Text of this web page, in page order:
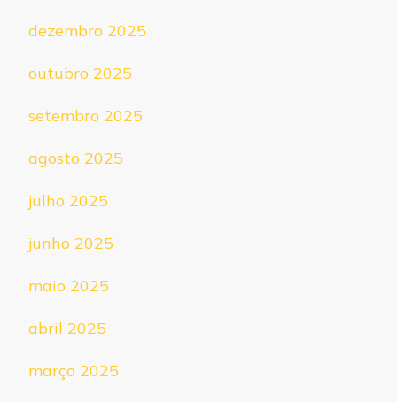
dezembro 2025
outubro 2025
setembro 2025
agosto 2025
julho 2025
junho 2025
maio 2025
abril 2025
março 2025